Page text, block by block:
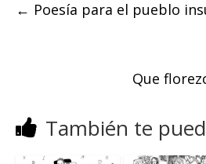
← Poesía para el pueblo
Que
También te